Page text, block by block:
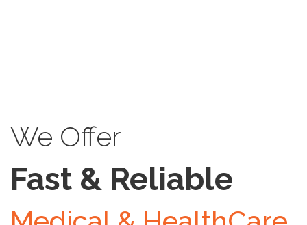
We Offer
Fast & Reliable